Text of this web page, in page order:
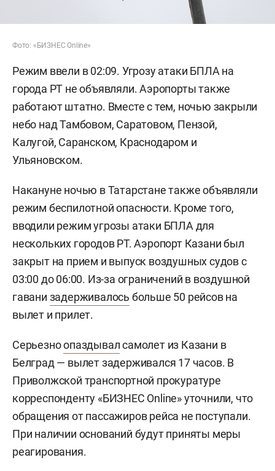
Фото: «БИЗНЕС Online»
Режим ввели в 02:09. Угрозу атаки БПЛА на
города РТ не объявляли. Аэропорты также
работают штатно. Вместе с тем, ночью закрыли
небо над Тамбовом, Саратовом, Пензой,
Калугой, Саранском, Краснодаром и
Ульяновском.
Накануне ночью в Татарстане также объявляли
режим беспилотной опасности. Кроме того,
вводили режим угрозы атаки БПЛА для
нескольких городов РТ. Аэропорт Казани был
закрыт на прием и выпуск воздушных судов с
03:00 до 06:00. Из-за ограничений в воздушной
гавани задерживалось больше 50 рейсов на
вылет и прилет.
Серьезноопаздывалсамолет из Казани в
Белград — вылет задерживался 17 часов. В
Приволжской транспортной прокуратуре
корреспонденту «БИЗНЕС Online» уточнили, что
обращения от пассажиров рейса не поступали.
При наличии оснований будут приняты меры
реагирования.